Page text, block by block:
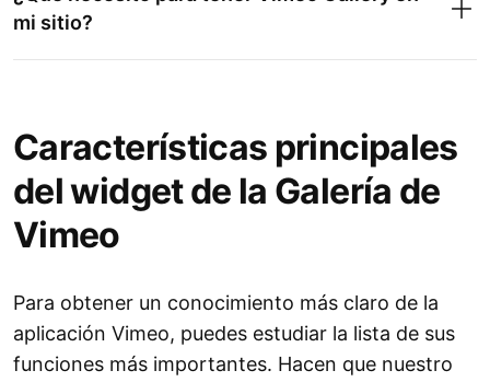
mi sitio?
Características principales
del widget de la Galería de
Vimeo
Para obtener un conocimiento más claro de la
aplicación Vimeo, puedes estudiar la lista de sus
funciones más importantes. Hacen que nuestro